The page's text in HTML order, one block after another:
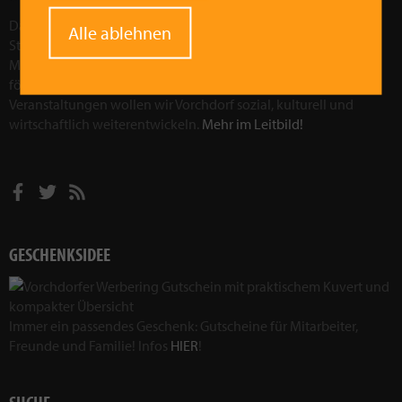
Das Ziel des Vorchdorfer Werberings ist, die wirtschaftliche
Stärkung der Region Vorchdorf. Wir wollen die Attraktivität der
Marktgemeinde Vorchdorf als Wirtschaftsfaktor in der Region
fördern und stärken. Durch gezielte Aktionen und
Veranstaltungen wollen wir Vorchdorf sozial, kulturell und
wirtschaftlich weiterentwickeln. Mehr im Leitbild!
GESCHENKSIDEE
Immer ein passendes Geschenk: Gutscheine für Mitarbeiter,
Freunde und Familie! Infos HIER!
Alle ablehnen